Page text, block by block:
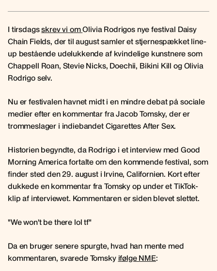
I tirsdagsskrev vi omOlivia Rodrigos nye festival Daisy
Chain Fields, der til august samler et stjernespækket line-
up bestående udelukkende af kvindelige kunstnere som
Chappell Roan, Stevie Nicks, Doechii, Bikini Kill og Olivia
Rodrigo selv.
Nu er festivalen havnet midt i en mindre debat på sociale
medier efter en kommentar fra Jacob Tomsky, der er
trommeslager i indiebandet Cigarettes After Sex.
Historien begyndte, da Rodrigo i et interview med Good
Morning America fortalte om den kommende festival, som
finder sted den 29. august i Irvine, Californien. Kort efter
dukkede en kommentar fra Tomsky op under et TikTok-
klip af interviewet. Kommentaren er siden blevet slettet.
"We won't be there lol tf"
Da en bruger senere spurgte, hvad han mente med
kommentaren, svarede Tomsky ifølge NME: